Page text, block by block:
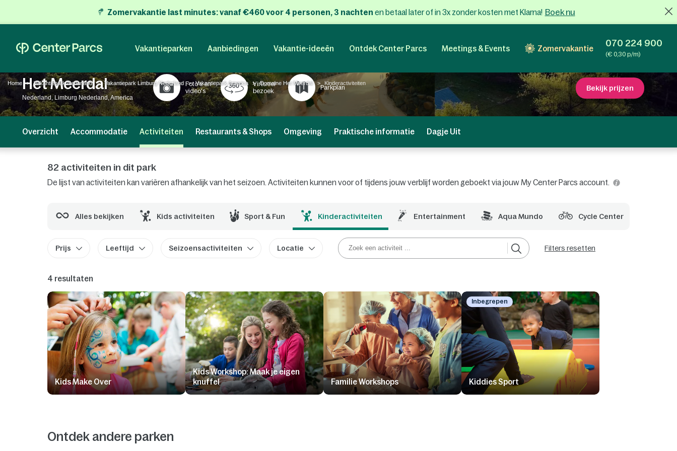
Zomervakantie last minutes:vanaf €460 voor 4 personen, 3 nachten en betaal later of in 3x zonder kosten met Klarna! Boek nu
Vakantieparken Aanbiedingen Vakantie-ideeën Ontdek Center Parcs Meetings & Events Zomervakantie 070 224 900
(€ 0,30 p/m)
Home Vakantiepark Nederland Vakantiepark Limburg Nederland Vakantiepark America Domaine Het Meerdal Kinderactiviteiten
Het Meerdal
Nederland, Limburg Nederland, America
Foto's en
video's
Virtueel
bezoek
Parkplan Bekijk prijzen
Overzicht Accommodatie Activiteiten Restaurants & Shops Omgeving Praktische informatie Dagje Uit
82 activiteiten in dit park
De lijst van activiteiten kan variëren afhankelijk van het seizoen. Activiteiten kunnen voor of tijdens jouw verblijf worden geboekt via jouw My Center Parcs account.
Alles bekijken Kids activiteiten Sport & Fun Kinderactiviteiten Entertainment Aqua Mundo Cycle Center
Prijs Leeftijd Seizoensactiviteiten Locatie Filters resetten
4 resultaten
Kids Make Over
Kids Workshop: Maak je eigen
knuffel
Familie Workshops
Inbegrepen
Kiddies Sport
Ontdek andere parken